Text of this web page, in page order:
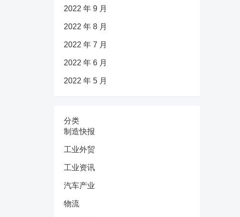
2022 年 9 月
2022 年 8 月
2022 年 7 月
2022 年 6 月
2022 年 5 月
分类
制造快报
工业外贸
工业资讯
汽车产业
物流